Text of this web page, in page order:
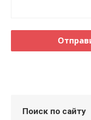
Поиск по сайту